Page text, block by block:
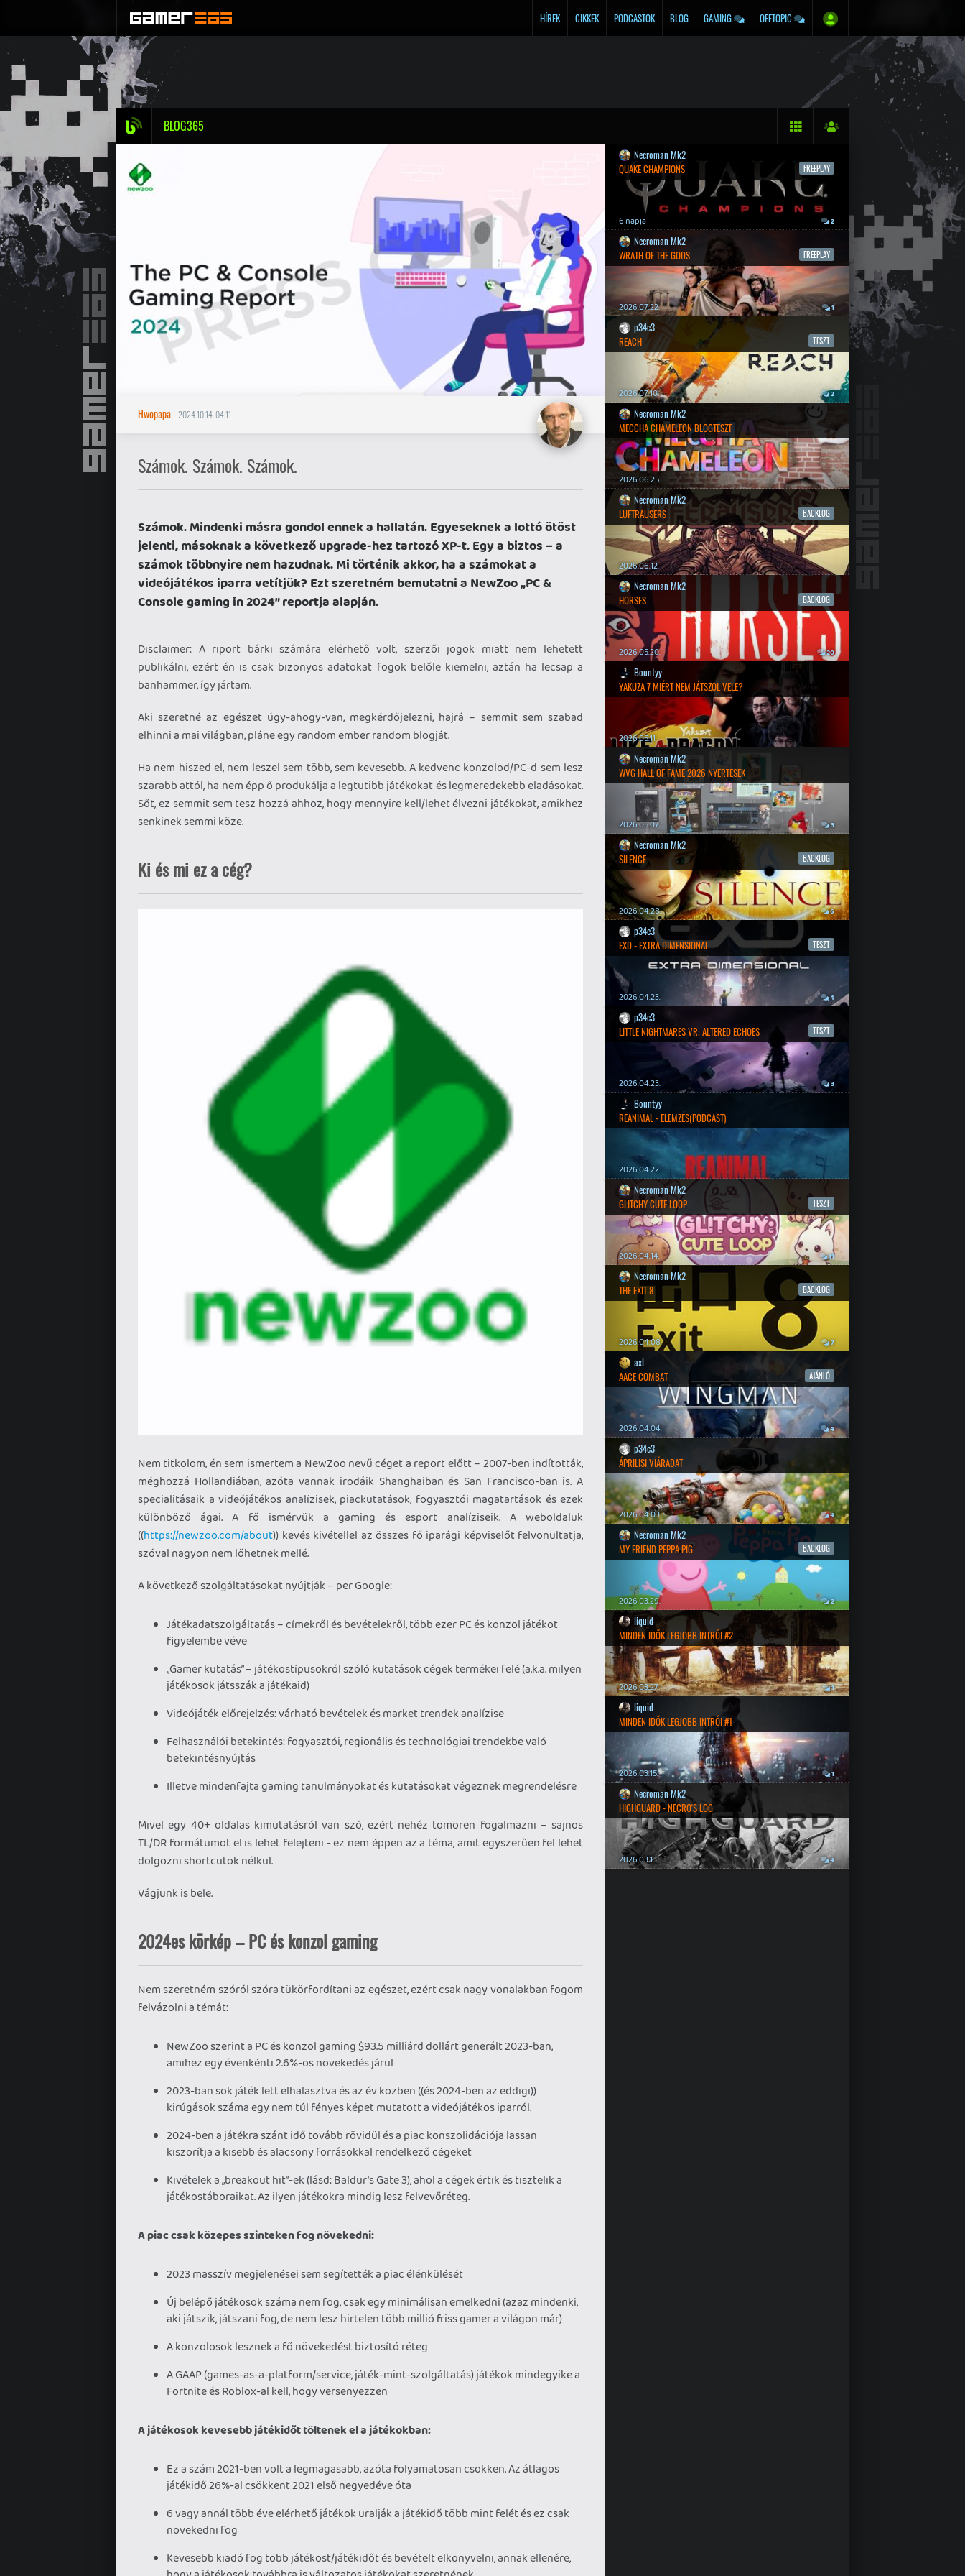
HÍREK CIKKEK PODCASTOK BLOG GAMING OFFTOPIC
BLOG365
Hwopapa 2024.10.14. 04:11
Számok. Számok. Számok.
Számok. Mindenki másra gondol ennek a hallatán. Egyeseknek a lottó ötöst
jelenti, másoknak a következő upgrade-hez tartozó XP-t. Egy a biztos – a
számok többnyire nem hazudnak. Mi történik akkor, ha a számokat a
videójátékos iparra vetítjük? Ezt szeretném bemutatni a NewZoo „PC &
Console gaming in 2024” reportja alapján.
Disclaimer: A riport bárki számára elérhető volt, szerzői jogok miatt nem lehetett
publikálni, ezért én is csak bizonyos adatokat fogok belőle kiemelni, aztán ha lecsap a
banhammer, így jártam.
Aki szeretné az egészet úgy-ahogy-van, megkérdőjelezni, hajrá – semmit sem szabad
elhinni a mai világban, pláne egy random ember random blogját.
Ha nem hiszed el, nem leszel sem több, sem kevesebb. A kedvenc konzolod/PC-d sem lesz
szarabb attól, ha nem épp ő produkálja a legtutibb játékokat és legmeredekebb eladásokat.
Sőt, ez semmit sem tesz hozzá ahhoz, hogy mennyire kell/lehet élvezni játékokat, amikhez
senkinek semmi köze.
Ki és mi ez a cég?
Nem titkolom, én sem ismertem a NewZoo nevű céget a report előtt – 2007-ben indították,
méghozzá Hollandiában, azóta vannak irodáik Shanghaiban és San Francisco-ban is. A
specialitásaik a videójátékos analízisek, piackutatások, fogyasztói magatartások és ezek
különböző ágai. A fő ismérvük a gaming és esport analíziseik. A weboldaluk
((https://newzoo.com/about)) kevés kivétellel az összes fő iparági képviselőt felvonultatja,
szóval nagyon nem lőhetnek mellé.
A következő szolgáltatásokat nyújtják – per Google:
Játékadatszolgáltatás – címekről és bevételekről, több ezer PC és konzol játékot
figyelembe véve
„Gamer kutatás” – játékostípusokról szóló kutatások cégek termékei felé (a.k.a. milyen
játékosok játsszák a játékaid)
Videójáték előrejelzés: várható bevételek és market trendek analízise
Felhasználói betekintés: fogyasztói, regionális és technológiai trendekbe való
betekintésnyújtás
Illetve mindenfajta gaming tanulmányokat és kutatásokat végeznek megrendelésre
Mivel egy 40+ oldalas kimutatásról van szó, ezért nehéz tömören fogalmazni – sajnos
TL/DR formátumot el is lehet felejteni - ez nem éppen az a téma, amit egyszerűen fel lehet
dolgozni shortcutok nélkül.
Vágjunk is bele.
2024es körkép – PC és konzol gaming
Nem szeretném szóról szóra tükörfordítani az egészet, ezért csak nagy vonalakban fogom
felvázolni a témát:
NewZoo szerint a PC és konzol gaming $93.5 milliárd dollárt generált 2023-ban,
amihez egy évenkénti 2.6%-os növekedés járul
2023-ban sok játék lett elhalasztva és az év közben ((és 2024-ben az eddigi))
kirúgások száma egy nem túl fényes képet mutatott a videójátékos iparról.
2024-ben a játékra szánt idő tovább rövidül és a piac konszolidációja lassan
kiszorítja a kisebb és alacsony forrásokkal rendelkező cégeket
Kivételek a „breakout hit”-ek (lásd: Baldur’s Gate 3), ahol a cégek értik és tisztelik a
játékostáboraikat. Az ilyen játékokra mindig lesz felvevőréteg.
A piac csak közepes szinteken fog növekedni:
2023 masszív megjelenései sem segítették a piac élénkülését
Új belépő játékosok száma nem fog, csak egy minimálisan emelkedni (azaz mindenki,
aki játszik, játszani fog, de nem lesz hirtelen több millió friss gamer a világon már)
A konzolosok lesznek a fő növekedést biztosító réteg
A GAAP (games-as-a-platform/service, játék-mint-szolgáltatás) játékok mindegyike a
Fortnite és Roblox-al kell, hogy versenyezzen
A játékosok kevesebb játékidőt töltenek el a játékokban:
Ez a szám 2021-ben volt a legmagasabb, azóta folyamatosan csökken. Az átlagos
játékidő 26%-al csökkent 2021 első negyedéve óta
6 vagy annál több éve elérhető játékok uralják a játékidő több mint felét és ez csak
növekedni fog
Kevesebb kiadó fog több játékost/játékidőt és bevételt elkönyvelni, annak ellenére,
Necroman Mk2
QUAKE CHAMPIONS
FREEPLAY
6 napja 2
Necroman Mk2
WRATH OF THE GODS
FREEPLAY
2026.07.22. 1
p34c3
REACH
TESZT
2026.07.10. 2
Necroman Mk2
MECCHA CHAMELEON BLOGTESZT
2026.06.25.
Necroman Mk2
LUFTRAUSERS
BACKLOG
2026.06.12.
Necroman Mk2
HORSES
BACKLOG
2026.05.20. 20
Bountyy
YAKUZA 7 MIÉRT NEM JÁTSZOL VELE?
2026.05.11.
Necroman Mk2
WVG HALL OF FAME 2026 NYERTESEK
2026.05.07. 3
Necroman Mk2
SILENCE
BACKLOG
2026.04.28. 6
p34c3
EXD - EXTRA DIMENSIONAL
TESZT
2026.04.23. 4
p34c3
LITTLE NIGHTMARES VR: ALTERED ECHOES
TESZT
2026.04.23. 3
Bountyy
REANIMAL - ELEMZÉS(PODCAST)
2026.04.22.
Necroman Mk2
GLITCHY CUTE LOOP
TESZT
2026.04.14. 11
Necroman Mk2
THE EXIT 8
BACKLOG
2026.04.08. 7
axl
AACE COMBAT
AJÁNLÓ
2026.04.04. 4
p34c3
ÁPRILISI VÍÁRADAT
2026.04.03. 4
Necroman Mk2
MY FRIEND PEPPA PIG
BACKLOG
2026.03.29. 2
liquid
MINDEN IDŐK LEGJOBB INTRÓI #2
2026.03.27. 1
liquid
MINDEN IDŐK LEGJOBB INTRÓI #1
2026.03.15. 1
Necroman Mk2
HIGHGUARD - NECRO'S LOG
2026.03.13. 4